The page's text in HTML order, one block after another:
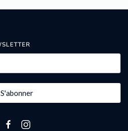
S'abonner